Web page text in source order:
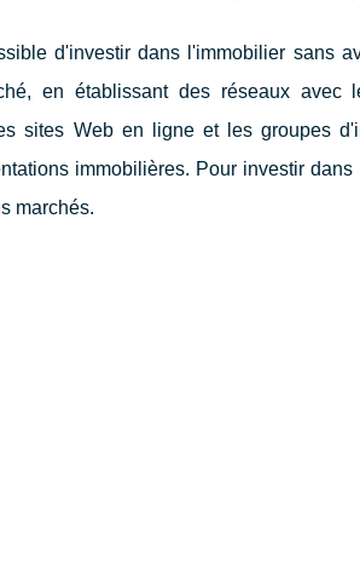
d'investir dans l'immobilier sans
en établissant des réseaux
sites Web en ligne et les groupes
immobilières. Pour investir
marchés.